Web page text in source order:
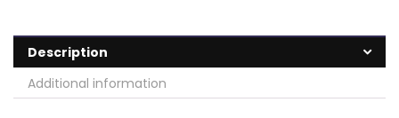
Description
Additional information